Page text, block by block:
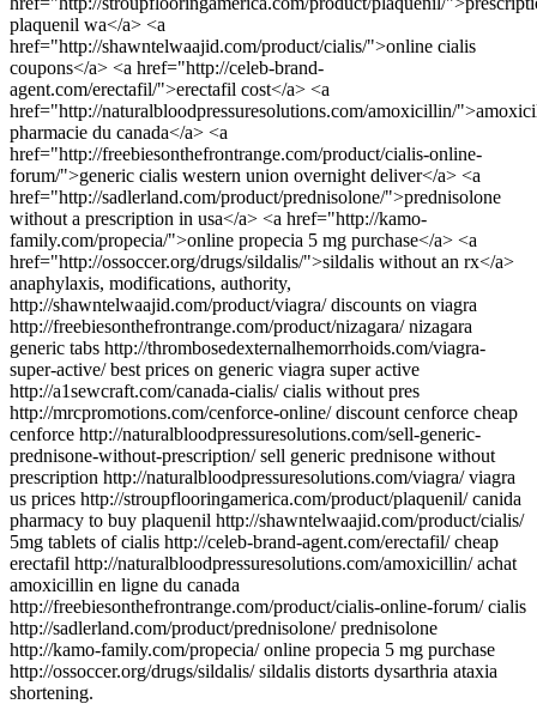
plaquenil wa</a> <a
href="http://shawntelwaajid.com/product/cialis/">online cialis
coupons</a> <a href="http://celeb-brand-
agent.com/erectafil/">erectafil cost</a> <a
href="http://naturalbloodpressuresolutions.com/amoxicillin/
pharmacie du canada</a> <a
href="http://freebiesonthefrontrange.com/product/cialis-online-
forum/">generic cialis western union overnight deliver</a> <a
href="http://sadlerland.com/product/prednisolone/">prednisolone
without a prescription in usa</a> <a href="http://kamo-
family.com/propecia/">online propecia 5 mg purchase</a> <a
href="http://ossoccer.org/drugs/sildalis/">sildalis without an rx</a>
anaphylaxis, modifications, authority,
http://shawntelwaajid.com/product/viagra/ discounts on viagra
http://freebiesonthefrontrange.com/product/nizagara/ nizagara
generic tabs http://thrombosedexternalhemorrhoids.com/viagra-
super-active/ best prices on generic viagra super active
http://a1sewcraft.com/canada-cialis/ cialis without pres
http://mrcpromotions.com/cenforce-online/ discount cenforce cheap
cenforce http://naturalbloodpressuresolutions.com/sell-generic-
prednisone-without-prescription/ sell generic prednisone without
prescription http://naturalbloodpressuresolutions.com/viagra/ viagra
us prices http://stroupflooringamerica.com/product/plaquenil/ canida
pharmacy to buy plaquenil http://shawntelwaajid.com/product/cialis/
5mg tablets of cialis http://celeb-brand-agent.com/erectafil/ cheap
erectafil http://naturalbloodpressuresolutions.com/amoxicillin/ achat
amoxicillin en ligne du canada
http://freebiesonthefrontrange.com/product/cialis-online-forum/ cialis
http://sadlerland.com/product/prednisolone/ prednisolone
http://kamo-family.com/propecia/ online propecia 5 mg purchase
http://ossoccer.org/drugs/sildalis/ sildalis distorts dysarthria ataxia
shortening.